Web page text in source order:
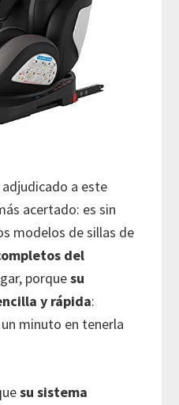
a este
acertado: es sin
modelos de sillas de
del
porquesu
y rápida:
minuto en tenerla
su sistema